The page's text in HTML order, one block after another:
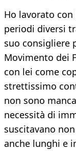
Ho lavorato con
periodi diversi
suo consigliere
Movimento dei
con lei come
strettissimo
non sono
necessità di
suscitavano
anche lunghi e